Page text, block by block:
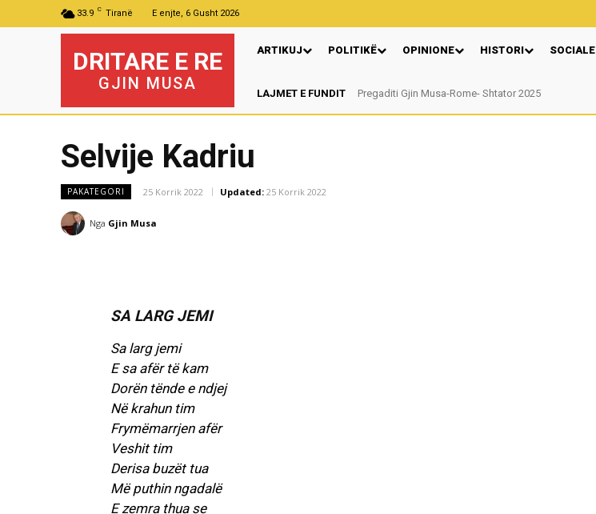
33.9 C Tiranë E enjte, 6 Gusht 2026
DRITARE E RE
GJIN MUSA
ARTIKUJ POLITIKË OPINIONE HISTORI SOCIALE
LAJMET E FUNDITPregaditi Gjin Musa-Rome- Shtator 2025
Nga: Ndue Dedaj
Selvije Kadriu
PAKATEGORI 25 Korrik 2022 Updated: 25 Korrik 2022
Nga Gjin Musa
SA LARG JEMI
Sa larg jemi
E sa afër të kam
Dorën tënde e ndjej
Në krahun tim
Frymëmarrjen afër
Veshit tim
Derisa buzët tua
Më puthin ngadalë
E zemra thua se